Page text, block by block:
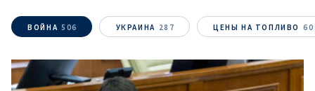
ВОЙНА 506 УКРАИНА 287 ЦЕНЫ НА ТОПЛИВО 60